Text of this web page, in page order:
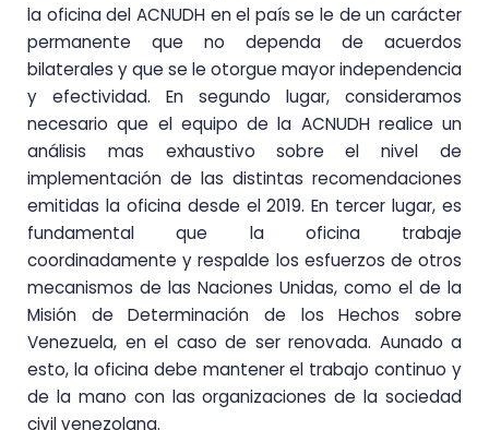
la oficina del ACNUDH en el país se le de un carácter
permanente que no dependa de acuerdos
bilaterales y que se le otorgue mayor independencia
y efectividad. En segundo lugar, consideramos
necesario que el equipo de la ACNUDH realice un
análisis mas exhaustivo sobre el nivel de
implementación de las distintas recomendaciones
emitidas la oficina desde el 2019. En tercer lugar, es
fundamental que la oficina trabaje
coordinadamente y respalde los esfuerzos de otros
mecanismos de las Naciones Unidas, como el de la
Misión de Determinación de los Hechos sobre
Venezuela, en el caso de ser renovada. Aunado a
esto, la oficina debe mantener el trabajo continuo y
de la mano con las organizaciones de la sociedad
civil venezolana.